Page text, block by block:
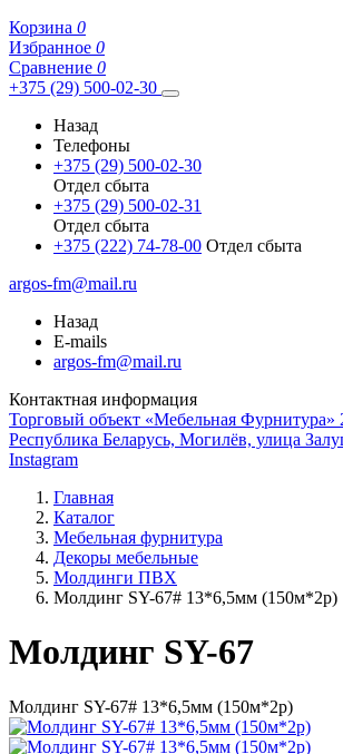
Корзина 0
Избранное 0
Сравнение 0
+375 (29) 500-02-30
Назад
Телефоны
+375 (29) 500-02-30
Отдел сбыта
+375 (29) 500-02-31
Отдел сбыта
+375 (222) 74-78-00 Отдел сбыта
argos-fm@mail.ru
Назад
E-mails
argos-fm@mail.ru
Контактная информация
Торговый объект «Мебельная Фурнитура»
Республика Беларусь, Могилёв, улица
Instagram
Главная
Каталог
Мебельная фурнитура
Декоры мебельные
Молдинги ПВХ
Молдинг SY-67# 13*6,5мм (150м*2р)
Молдинг SY-67
Молдинг SY-67# 13*6,5мм (150м*2р)